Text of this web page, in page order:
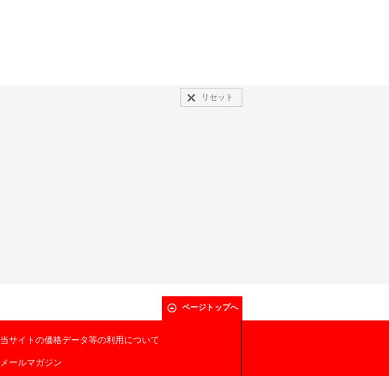
リセット
ページトップへ
当サイトの価格データ等の利用について
メールマガジン